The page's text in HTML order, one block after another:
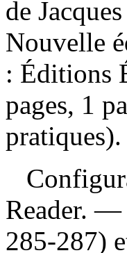
de
Nouvelle
: Éditions
pages, 1
pratiques).
Reader. —
285-287)